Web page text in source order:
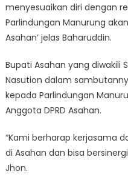
menyesuaikan diri dengan
Parlindungan Manurung
Asahan’ jelas Baharuddin.
Bupati Asahan yang diwakili
Nasution dalam
kepada Parlindungan
Anggota DPRD Asahan.
“Kami berharap kerjasama
di Asahan dan bisa
Jhon.